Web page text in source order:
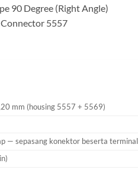
90 Degree (Right Angle)
5557
mm (housing 5557 + 5569)
— sepasang konektor beserta